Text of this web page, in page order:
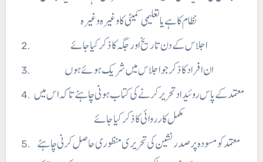
نظام کا ہے یا تعلیمی کمیٹی کا وغیرہ وغیرہ
اجلاس کے دن تاریخ اور جگہ کا ذکر کیا جائے
ان افراد کا ذکر جو اجلاس میں شریک ہوئے ہوں
مکمل کارروائی کا ذکر کیا جائے
معتمد کو مسودہ پر صدرنشین کی تحریری منظوری حاصل کرنی چاہئے